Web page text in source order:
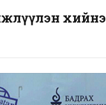
хийнэ